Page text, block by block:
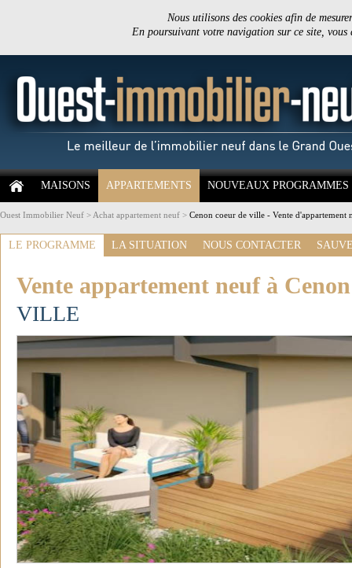
Nous utilisons des cookies afin de
En poursuivant votre navigation sur ce site,
MAISONS APPARTEMENTS NOUVEAUX PROGRAMMES
Ouest Immobilier Neuf > Achat appartement neuf > Cenon coeur de ville - Vente d'appartement
LE PROGRAMME LA SITUATION NOUS CONTACTER
Vente appartement neuf à
VILLE